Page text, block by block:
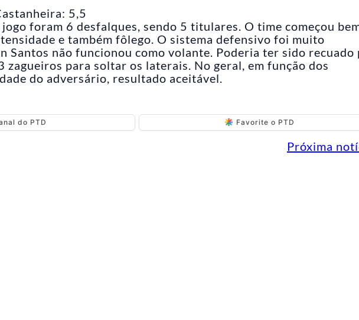
5,5
foram 6 desfalques, sendo 5 titulares. O time começou
e também fôlego. O sistema defensivo foi muito
Santos não funcionou como volante. Poderia ter sido recuado
zagueiros para soltar os laterais. No geral, em função dos
do adversário, resultado aceitável.
do PTD Favorite o PTD
Próxima